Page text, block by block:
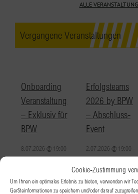
Cookie-Zustimmung
Um Ihnen ein optimales Erlebnis zu bieten, verwenden wir
Geräteinformationen zu speichern und/oder darauf
ALLE
Vergangene Veranstaltungen
Onboarding
Veranstaltung
– Exklusiv für
BPW
8.07.2026 @ 19:00
Erfolgsteams
2026 by BPW
– Abschluss-
Event
2.07.2026 @ 19:00 -